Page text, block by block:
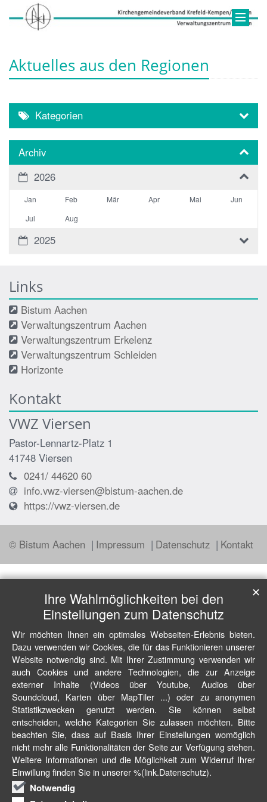
Aktuelles aus den Regionen
Kategorien
Archiv
2026
Jan Feb Mär Apr Mai
Jun
Jul
Aug
2025
Links
Bistum Aachen
Verwaltungszentrum Aachen
Verwaltungszentrum Erkelenz
Verwaltungszentrum Schleiden
Horizonte
Kontakt
VWZ Viersen
Pastor-Lennartz-Platz 1
41748 Viersen
0241/ 44620 60
info.vwz-viersen@bistum-aachen.de
https://vwz-viersen.de
© Bistum Aachen Impressum Datenschutz Kontakt
Ihre Wahlmöglichkeiten bei den
Einstellungen zum Datenschutz
Wir möchten Ihnen ein optimales Webseiten-Erlebnis bieten.
Dazu verwenden wir Cookies, die für das Funktionieren unserer
Website notwendig sind. Mit Ihrer Zustimmung verwenden wir
auch Cookies und andere Technologien, die zur Anzeige
externer Inhalte (Videos über Youtube, Audios über
Soundcloud, Karten über MapTiler ...) oder zu anonymen
Statistikzwecken genutzt werden. Sie können selbst
entscheiden, welche Kategorien Sie zulassen möchten. Bitte
beachten Sie, dass auf Basis Ihrer Einstellungen womöglich
nicht mehr alle Funktionalitäten der Seite zur Verfügung stehen.
Weitere Informationen und die Möglichkeit zum Widerruf Ihrer
Einwillung finden Sie in unserer %(link.Datenschutz).
Notwendig
✕